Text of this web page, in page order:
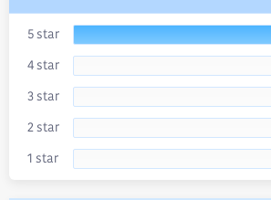
0
0
s
t
a
(
s
5 star
4 star
3 star
2 star
1 star